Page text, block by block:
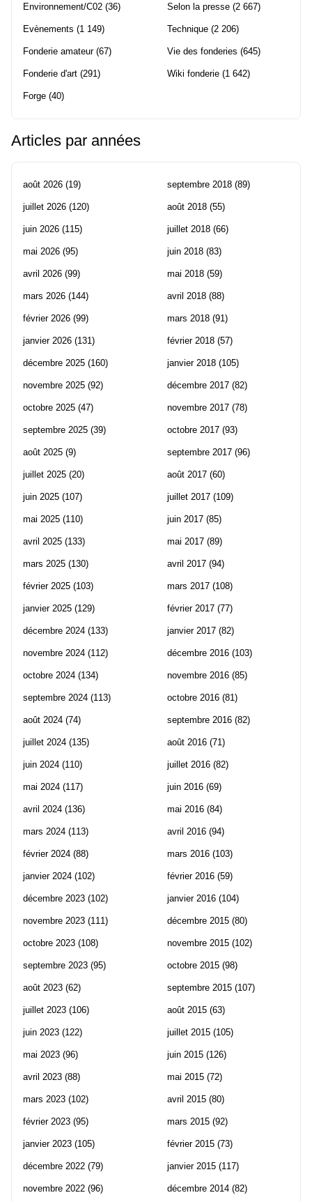
Environnement/C02 (36)
Evènements (1 149)
Fonderie amateur(67)
Fonderie d'art (291)
Forge (40)
Selon la presse (2 667)
Technique (2 206)
Vie des fonderies (645)
Wiki fonderie (1 642)
Articles par années
août 2026 (19)
juillet 2026 (120)
juin 2026 (115)
mai 2026 (95)
avril 2026 (99)
mars 2026 (144)
février 2026 (99)
janvier 2026 (131)
décembre 2025 (160)
novembre 2025 (92)
octobre 2025 (47)
septembre 2025 (39)
août 2025 (9)
juillet 2025 (20)
juin 2025 (107)
mai 2025 (110)
avril 2025 (133)
mars 2025 (130)
février 2025 (103)
janvier 2025 (129)
décembre 2024 (133)
novembre 2024 (112)
octobre 2024 (134)
septembre 2024 (113)
août 2024 (74)
juillet 2024 (135)
juin 2024 (110)
mai 2024 (117)
avril 2024 (136)
mars 2024 (113)
février 2024 (88)
janvier 2024 (102)
décembre 2023 (102)
novembre 2023 (111)
octobre 2023 (108)
septembre 2023 (95)
août 2023 (62)
juillet 2023 (106)
juin 2023 (122)
mai 2023 (96)
avril 2023 (88)
mars 2023 (102)
février 2023 (95)
janvier 2023 (105)
décembre 2022 (79)
novembre 2022 (96)
septembre 2018 (89)
août 2018 (55)
juillet 2018 (66)
juin 2018 (83)
mai 2018 (59)
avril 2018 (88)
mars 2018 (91)
février 2018 (57)
janvier 2018 (105)
décembre 2017 (82)
novembre 2017 (78)
octobre 2017 (93)
septembre 2017 (96)
août 2017 (60)
juillet 2017 (109)
juin 2017 (85)
mai 2017 (89)
avril 2017 (94)
mars 2017 (108)
février 2017 (77)
janvier 2017 (82)
décembre 2016 (103)
novembre 2016 (85)
octobre 2016 (81)
septembre 2016 (82)
août 2016 (71)
juillet 2016 (82)
juin 2016 (69)
mai 2016 (84)
avril 2016 (94)
mars 2016 (103)
février 2016 (59)
janvier 2016 (104)
décembre 2015 (80)
novembre 2015 (102)
octobre 2015 (98)
septembre 2015 (107)
août 2015 (63)
juillet 2015 (105)
juin 2015 (126)
mai 2015 (72)
avril 2015 (80)
mars 2015 (92)
février 2015 (73)
janvier 2015 (117)
décembre 2014 (82)